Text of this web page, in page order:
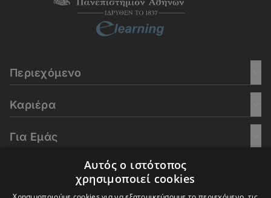
Περιεχόμενο
Καριέρα
Για Εμάς
Αυτός ο ιστότοπος
χρησιμοποιεί cookies